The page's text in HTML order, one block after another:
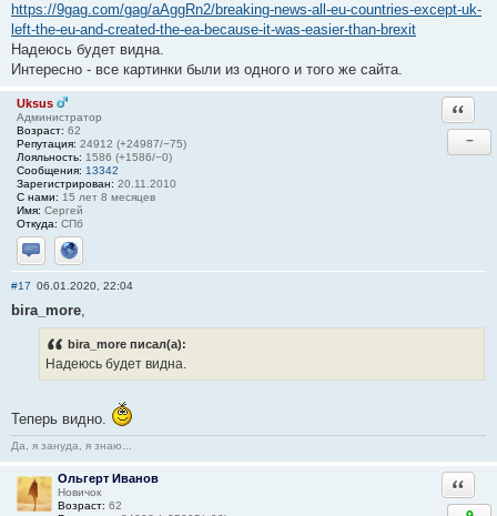
https://9gag.com/gag/aAggRn2/breaking-news-all-eu-countries-except-uk-
left-the-eu-and-created-the-ea-because-it-was-easier-than-brexit
Надеюсь будет видна.
Интересно - все картинки были из одного и того же сайта.
Uksus
Администратор
Возраст: 62
Репутация: 24912 (+24987/−75)
Лояльность: 1586 (+1586/−0)
Сообщения: 13342
Зарегистрирован: 20.11.2010
С нами: 15 лет 8 месяцев
Имя: Сергей
Откуда: СПб
Отправить личное сообщение
Сайт
−
#17 06.01.2020, 22:04
bira_more,
bira_more писал(а):
Надеюсь будет видна.
Теперь видно.
Да, я зануда, я знаю...
Ольгерт Иванов
Новичок
Возраст: 62